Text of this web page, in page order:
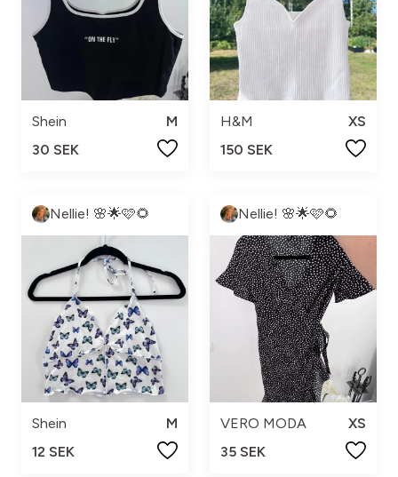
Shein
M
30 SEK
H&M
XS
150 SEK
Nellie! 🌸🌟🩷🌻
Shein
M
12 SEK
Nellie! 🌸🌟🩷🌻
VERO MODA
XS
35 SEK